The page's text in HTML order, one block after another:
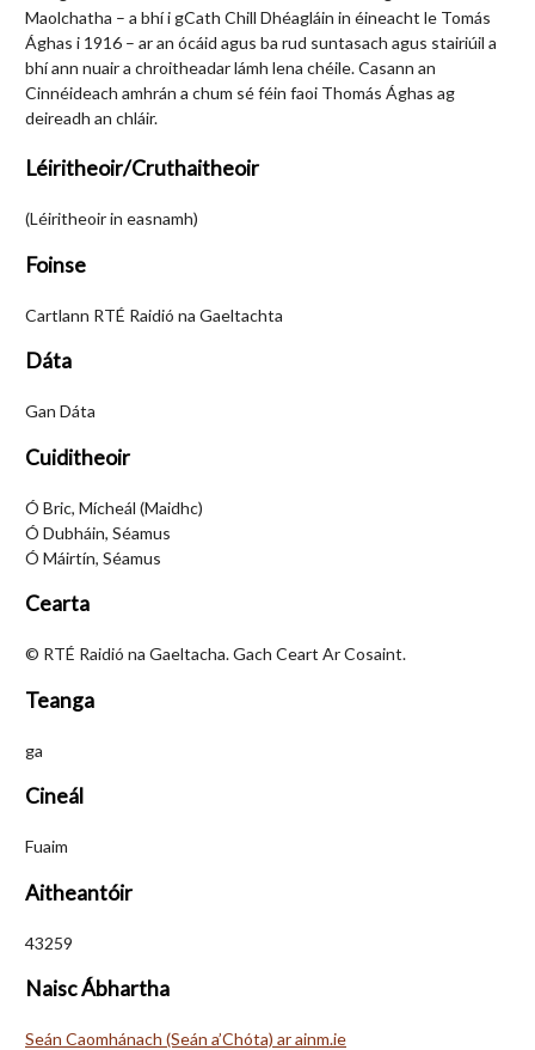
Maolchatha – a bhí i gCath Chill Dhéagláin in éineacht le Tomás
Ághas i 1916 – ar an ócáid agus ba rud suntasach agus stairiúil a
bhí ann nuair a chroitheadar lámh lena chéile. Casann an
Cinnéideach amhrán a chum sé féin faoi Thomás Ághas ag
deireadh an chláir.
Léiritheoir/Cruthaitheoir
(Léiritheoir in easnamh)
Foinse
Cartlann RTÉ Raidió na Gaeltachta
Dáta
Gan Dáta
Cuiditheoir
Ó Bric, Mícheál (Maidhc)
Ó Dubháin, Séamus
Ó Máirtín, Séamus
Cearta
© RTÉ Raidió na Gaeltacha. Gach Ceart Ar Cosaint.
Teanga
ga
Cineál
Fuaim
Aitheantóir
43259
Naisc Ábhartha
Seán Caomhánach (Seán a’Chóta) ar ainm.ie